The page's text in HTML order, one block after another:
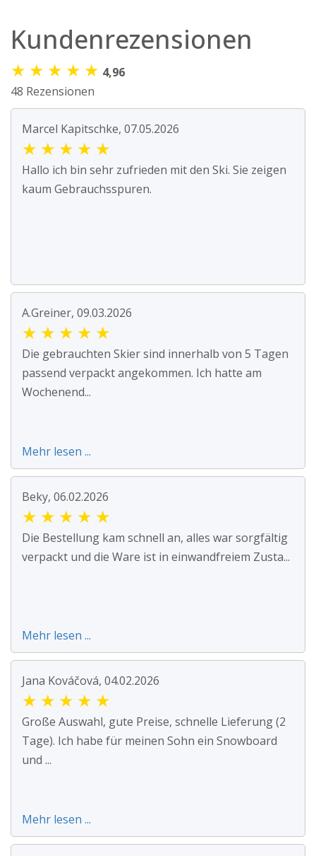
Kundenrezensionen
★ ★ ★ ★ ★ 4,96
48 Rezensionen
Marcel Kapitschke, 07.05.2026
★ ★ ★ ★ ★
Hallo ich bin sehr zufrieden mit den Ski. Sie zeigen
kaum Gebrauchsspuren.
A.Greiner, 09.03.2026
★ ★ ★ ★ ★
Die gebrauchten Skier sind innerhalb von 5 Tagen
passend verpackt angekommen. Ich hatte am
Wochenend...
Mehr lesen ...
Beky, 06.02.2026
★ ★ ★ ★ ★
Die Bestellung kam schnell an, alles war sorgfältig
verpackt und die Ware ist in einwandfreiem Zusta...
Mehr lesen ...
Jana Kováčová, 04.02.2026
★ ★ ★ ★ ★
Große Auswahl, gute Preise, schnelle Lieferung (2
Tage). Ich habe für meinen Sohn ein Snowboard
und ...
Mehr lesen ...